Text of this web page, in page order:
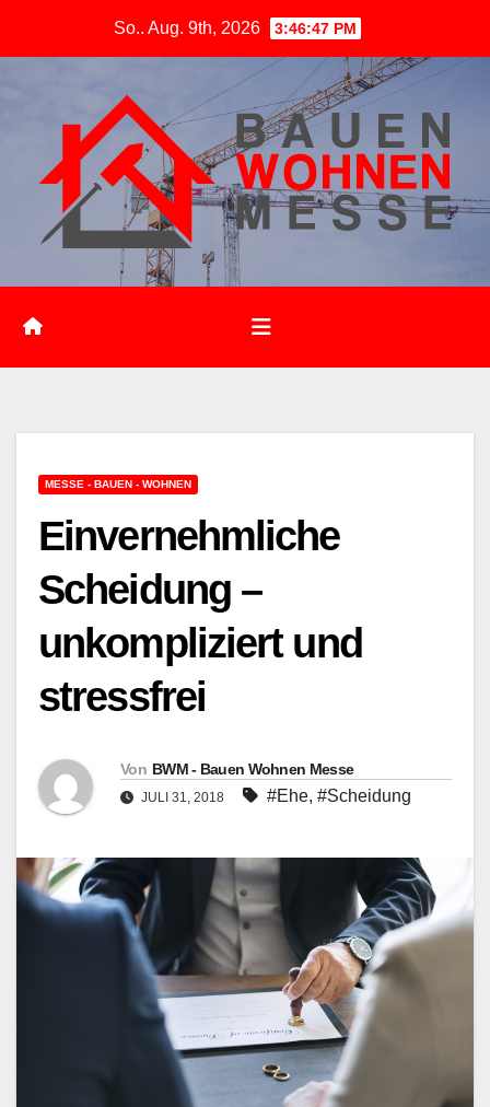
So.. Aug. 9th, 2026 3:46:48 PM
MESSE - BAUEN - WOHNEN
Einvernehmliche
Scheidung –
unkompliziert und
stressfrei
Von BWM - Bauen Wohnen Messe
JULI 31, 2018 #Ehe, #Scheidung